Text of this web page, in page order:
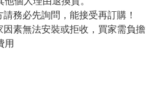
務必先詢問，能接受再訂購！
素無法安裝或拒收，買家需負擔
用